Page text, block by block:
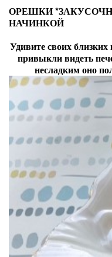
ОРЕШКИ
НАЧИНКОЙ
Удивите своих близких
привыкли видеть
несладким оно